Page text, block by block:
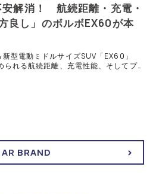
解消！ 航続距離・充電・
良し」のボルボEX60が本
型電動ミドルサイズSUV「EX60」
られる航続距離、充電性能、そしてプ
から取り組み、完成度を究極的に高め
BRAND